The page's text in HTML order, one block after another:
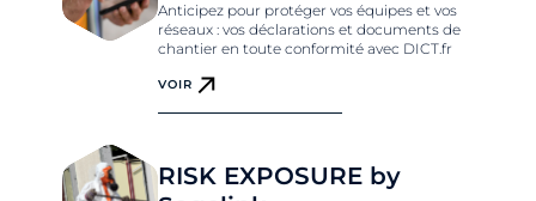
Anticipez pour protéger vos équipes et vos
réseaux : vos déclarations et documents de
chantier en toute conformité avec DICT.fr
VOIR
RISK EXPOSURE by